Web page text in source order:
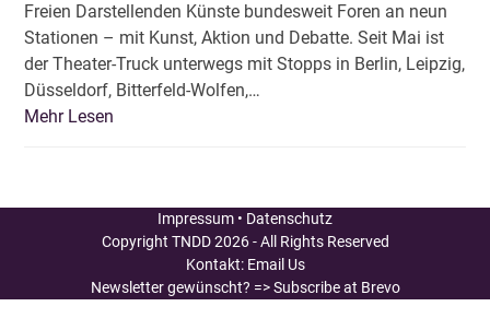
Freien Darstellenden Künste bundesweit Foren an neun
Stationen – mit Kunst, Aktion und Debatte. Seit Mai ist
der Theater-Truck unterwegs mit Stopps in Berlin, Leipzig,
Düsseldorf, Bitterfeld-Wolfen,…
Mehr Lesen
Impressum • Datenschutz
Copyright TNDD2026 - All Rights Reserved
Kontakt: Email Us
Newsletter gewünscht? => Subscribe at Brevo